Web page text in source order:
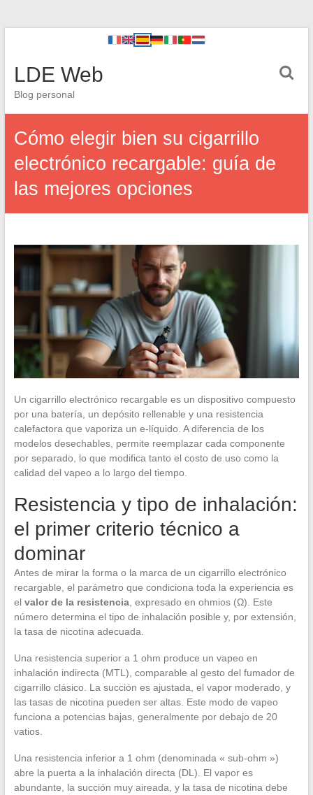
LDE Web
Blog personal
Cómo elegir bien su cigarrillo
electrónico recargable: guía de
las mejores opciones
Un cigarrillo electrónico recargable es un dispositivo compuesto
por una batería, un depósito rellenable y una resistencia
calefactora que vaporiza un e-líquido. A diferencia de los
modelos desechables, permite reemplazar cada componente
por separado, lo que modifica tanto el costo de uso como la
calidad del vapeo a lo largo del tiempo.
Resistencia y tipo de inhalación:
el primer criterio técnico a
dominar
Antes de mirar la forma o la marca de un cigarrillo electrónico
recargable, el parámetro que condiciona toda la experiencia es
el valor de la resistencia, expresado en ohmios (Ω). Este
número determina el tipo de inhalación posible y, por extensión,
la tasa de nicotina adecuada.
Una resistencia superior a 1 ohm produce un vapeo en
inhalación indirecta (MTL), comparable al gesto del fumador de
cigarrillo clásico. La succión es ajustada, el vapor moderado, y
las tasas de nicotina pueden ser altas. Este modo de vapeo
funciona a potencias bajas, generalmente por debajo de 20
vatios.
Una resistencia inferior a 1 ohm (denominada « sub-ohm »)
abre la puerta a la inhalación directa (DL). El vapor es
abundante, la succión muy aireada, y la tasa de nicotina debe